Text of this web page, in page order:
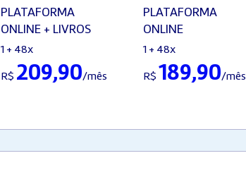
PLATAFORMA
ONLINE + LIVROS
1 + 48x
R$ 209,90/mês
PLATAFORMA
ONLINE
1 + 48x
R$ 189,90/mês